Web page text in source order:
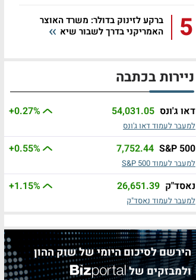
5
ברקע לזינוק בדולר: משרד האוצר
האמריקני בדרך לשבור שיא
ניירות בכתבה
דאו ג'ונס 54,031.05
+0.27%
למעבר לעמוד דאו ג'ונס
S&P 500
7,752.44
+0.55%
למעבר לעמוד S&P 500
נאסד"ק 26,651.39
+1.15%
למעבר לעמוד נאסד"ק
הירשם לסיכום היומי של שוק ההון
ולמבזקים של